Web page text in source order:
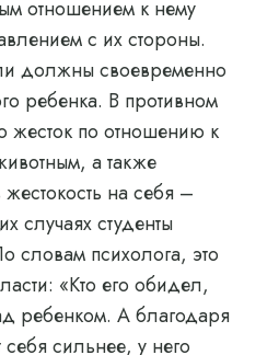
отношением к нему
с их стороны.
должны своевременно
ребенка. В противном
жесток по отношению к
а также
на себя –
случаях студенты
словам психолога, это
«Кто его обидел,
ребенком. А благодаря
сильнее, у него